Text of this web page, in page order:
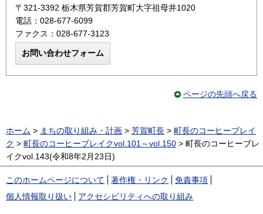
〒321-3392 栃木県芳賀郡芳賀町大字祖母井1020
電話：028-677-6099
ファクス：028-677-3123
ページの先頭へ戻る
ホーム > まちの取り組み・計画 > 芳賀町長 > 町長のコーヒーブレイ
ク > 町長のコーヒーブレイクvol.101～vol.150 > 町長のコーヒーブレ
イクvol.143(令和8年2月23日)
このホームページについて 著作権・リンク
免責事項
個人情報取り扱い
アクセシビリティへの取り組み